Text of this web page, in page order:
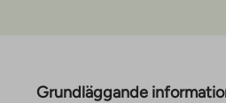
Grundläggande